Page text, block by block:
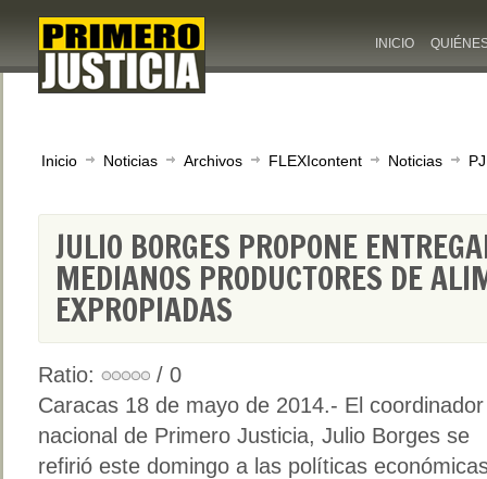
INICIO
Inicio Noticias Archivos FLEXIcontent Noticias
JULIO BORGES PROPONE
MEDIANOS PRODUCTORES DE
EXPROPIADAS
Ratio:
/ 0
Caracas 18 de mayo de 2014.- El coordinador
nacional de Primero Justicia, Julio Borges se
refirió este domingo a las políticas